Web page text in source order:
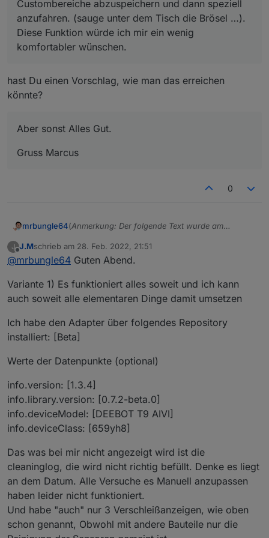
Custombereiche abzuspeichern und dann speziell
anzufahren. (sauge unter dem Tisch die Brösel …).
Diese Funktion würde ich mir ein wenig
komfortabler wünschen.
hast Du einen Vorschlag, wie man das erreichen
könnte?
Aber sonst Alles Gut.
Gruss Marcus
0
mrbungle64(Anmerkung: Der folgende Text wurde am
aktualisiert )
Hallo zusammen,
Deebot Adapters berichten
und natürlich auch nach Eurer Meinung fragen,
ob es noch "offene Baustellen" gibt - oder ob Ihr
soweit alles damit umsetzen könnt, was Ihr Euch
so vorgestellt habt ( Bitte dabei aber realistisch
bleiben und auch den aktuellen Status
Aktuelle Versionen
Stadiu
Stable 1.4.14
20.02.2024
Beta 1.4.15
Alpha
1.4.16-
alpha.2
09.05.2024
Bekannte (größere) Probleme
Aktuell gibt es (mehr oder weniger häufig)
J
Offline
J.Mschrieb am 28. Feb. 2022, 21:51
zuletzt editiert von
@mrbungle64 Guten Abend.
Variante 1) Es funktioniert alles soweit und ich kann
auch soweit alle elementaren Dinge damit umsetzen
Ich habe den Adapter über folgendes Repository
installiert: [Beta]
Werte der Datenpunkte (optional)
info.version: [1.3.4]
info.library.version: [0.7.2-beta.0]
info.deviceModel: [DEEBOT T9 AIVI]
info.deviceClass: [659yh8]
Das was bei mir nicht angezeigt wird ist die
cleaninglog, die wird nicht richtig befüllt. Denke es liegt
an dem Datum. Alle Versuche es Manuell anzupassen
haben leider nicht funktioniert.
Und habe "auch" nur 3 Verschleißanzeigen, wie oben
schon genannt, Obwohl mit andere Bauteile nur die